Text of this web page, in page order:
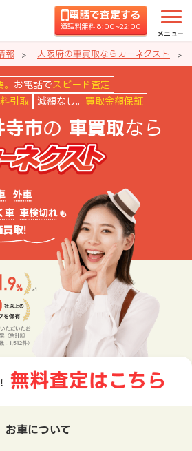
電話で査定する
通話料無料 8:00~22:00
メニュー
報 大阪府の車買取ならカーネクスト
の車買取ならカ
お電話で スピード査定
引取 減額なし。 買取金額保証
寺市の 車買取なら
お車について